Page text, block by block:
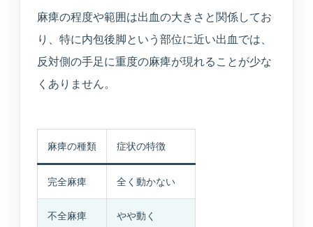
採用情報
募集中の職種と応募方法
アクセス
お問い合わせ
お問い合わせ
麻痺の程度や範囲は出血の大きさと関係してお
り、特に内包後脚という部位に近い出血では、
反対側の手足に重度の麻痺が現れることが少な
くありません。
麻痺の種類 症状の特徴
完全麻痺 全く動かない
不全麻痺 やや動く